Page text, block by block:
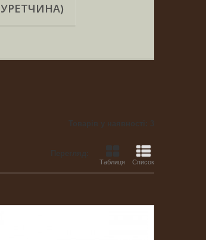
Товарів у наявності: 3
Перегляд:
Таблиця Список